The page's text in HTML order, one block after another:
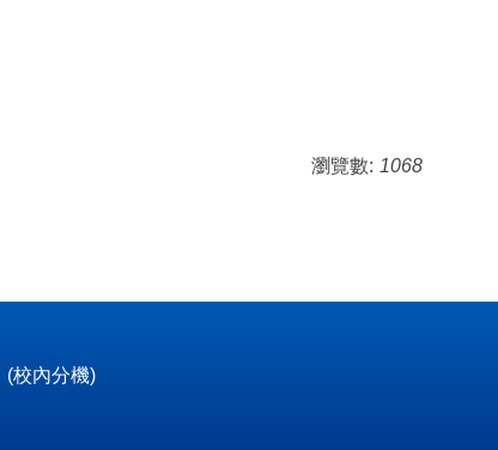
瀏覽數: 1068
(校內分機)